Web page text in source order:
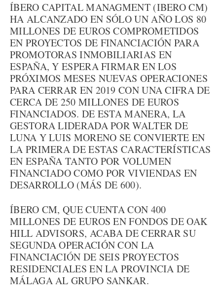
ÍBERO CAPITAL MANAGMENT (IBERO CM)
HA ALCANZADO EN SÓLO UN AÑO LOS 80
MILLONES DE EUROS COMPROMETIDOS
EN PROYECTOS DE FINANCIACIÓN PARA
PROMOTORAS INMOBILIARIAS EN
ESPAÑA, Y ESPERA FIRMAR EN LOS
PRÓXIMOS MESES NUEVAS OPERACIONES
PARA CERRAR EN 2019 CON UNA CIFRA DE
CERCA DE 250 MILLONES DE EUROS
FINANCIADOS. DE ESTA MANERA, LA
GESTORA LIDERADA POR WALTER DE
LUNA Y LUIS MORENO SE CONVIERTE EN
LA PRIMERA DE ESTAS CARACTERÍSTICAS
EN ESPAÑA TANTO POR VOLUMEN
FINANCIADO COMO POR VIVIENDAS EN
DESARROLLO (MÁS DE 600).
ÍBERO CM, QUE CUENTA CON 400
MILLONES DE EUROS EN FONDOS DE OAK
HILL ADVISORS, ACABA DE CERRAR SU
SEGUNDA OPERACIÓN CON LA
FINANCIACIÓN DE SEIS PROYECTOS
RESIDENCIALES EN LA PROVINCIA DE
MÁLAGA AL GRUPO SANKAR.